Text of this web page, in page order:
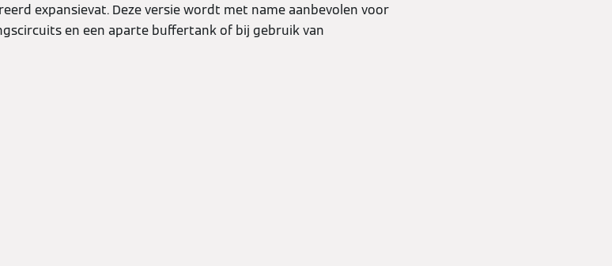
expansievat. Deze versie wordt met name aanbevolen voor
en een aparte buffertank of bij gebruik van